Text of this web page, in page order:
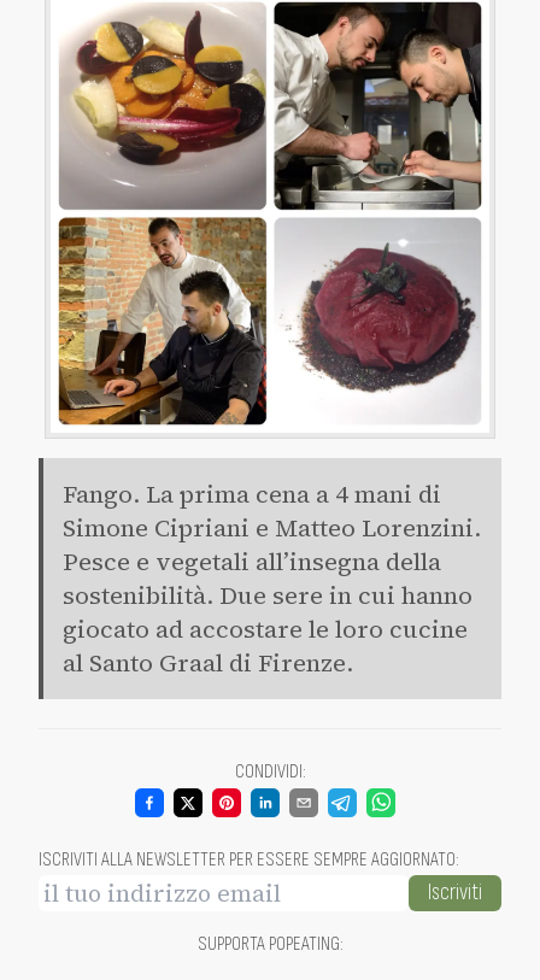
Fango. La prima cena a 4 mani di
Simone Cipriani e Matteo Lorenzini.
Pesce e vegetali all’insegna della
sostenibilità. Due sere in cui hanno
giocato ad accostare le loro cucine
al Santo Graal di Firenze.
CONDIVIDI:
ISCRIVITI ALLA NEWSLETTER PER ESSERE SEMPRE AGGIORNATO:
Iscriviti
SUPPORTA POPEATING: